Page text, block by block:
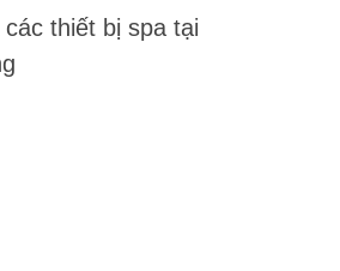
các thiết bị spa tại